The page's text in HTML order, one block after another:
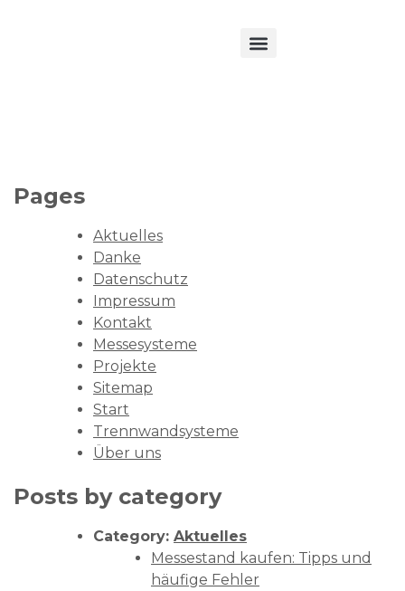
Pages
Aktuelles
Danke
Datenschutz
Impressum
Kontakt
Messesysteme
Projekte
Sitemap
Start
Trennwandsysteme
Über uns
Posts by category
Category: Aktuelles
Messestand kaufen: Tipps und
häufige Fehler